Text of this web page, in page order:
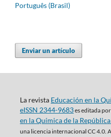
Português (Brasil)
Enviar un artículo
La revista Educación en la
eISSN 2344-9683es editada
en la Química de la
una licencia internacional CC 4.0.